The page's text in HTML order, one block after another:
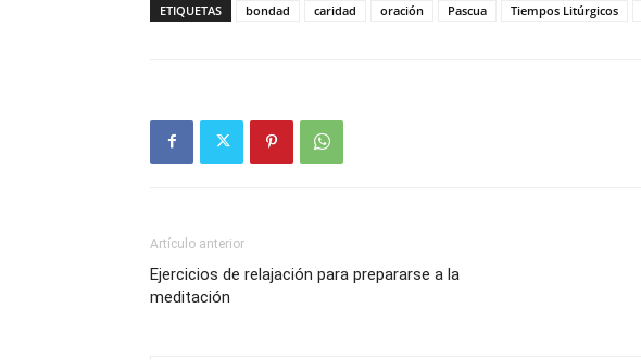
ETIQUETAS bondad caridad oración Pascua Tiempos Litúrgicos
Artículo anterior
Ejercicios de relajación para prepararse a la
meditación